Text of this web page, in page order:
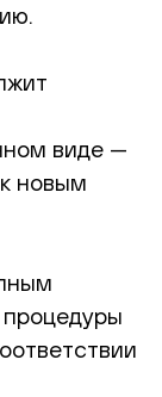
виде —
новым